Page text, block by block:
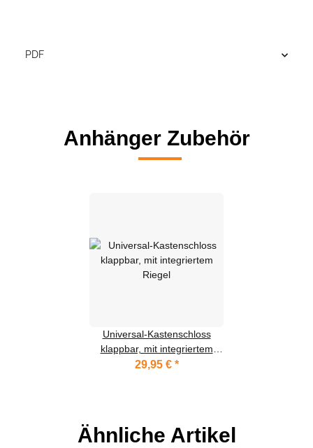
PDF
Anhänger Zubehör
Universal-Kastenschloss
klappbar, mit integriertem
Riegel
29,95 € *
Ähnliche Artikel